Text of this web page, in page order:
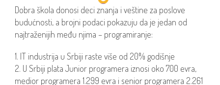
Dobra škola donosi deci znanja i veštine za poslove
budućnosti, a brojni podaci pokazuju da je jedan od
najtraženijih među njima – programiranje:
IT industrija u Srbiji raste više od 20% godišnje
U Srbiji plata Junior programera iznosi oko 700 evra,
medior programera 1.299 evra i senior programera 2.261